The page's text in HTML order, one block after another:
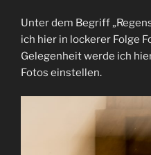
Unter dem Begriff
ich hier in lockerer Folge
Gelegenheit werde ich
Fotos einstellen.